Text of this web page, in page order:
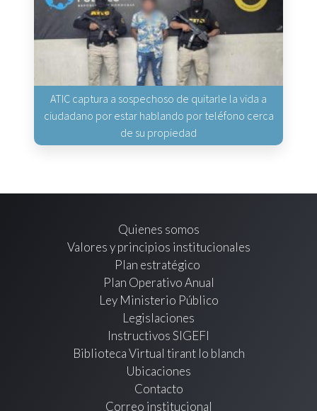
ATIC captura a sospechoso de quitarle la vida a
ciudadano por estar hablando por teléfono cerca
de su propiedad
Quienes somos
Valores y principios institucionales
Plan estratégico
Plan Operativo Anual
Ley Ministerio Público
Legislaciones
Instructivos SIGEFI
Biblioteca Virtual tirant lo blanch
Ubicaciones
Contacto
Correo institucional